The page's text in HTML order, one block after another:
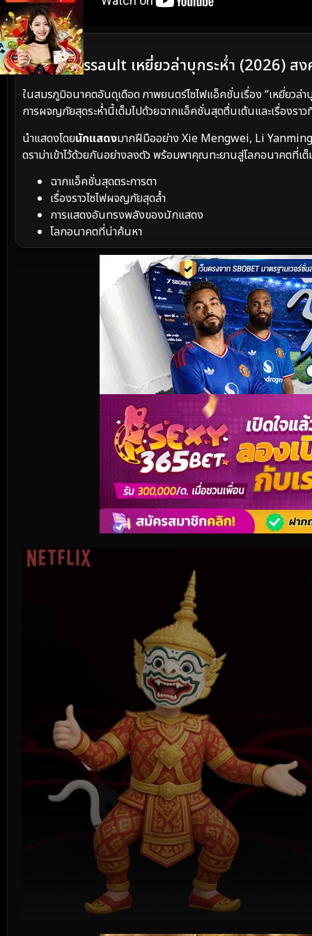
เนื้อเรื่องย่อ
Falcon Assault เหยี่ยวล่าบุกระห่ำ (2026) ส
ในสมรภูมิอนาคตอันดุเดือด ภาพยนตร์ไซไฟแอ็คชั่นเรื่อง “เหยี่ยว
การผจญภัยสุดระห่ำนี้เต็มไปด้วยฉากแอ็คชั่นสุดตื่นเต้นและเรื่องรา
นำแสดงโดยนักแสดงมากฝีมืออย่าง Xie Mengwei, Li
ดราม่าเข้าไว้ด้วยกันอย่างลงตัว พร้อมพาคุณทะยานสู่โลกอนาคตที่
ฉากแอ็คชั่นสุดตระการตา
เรื่องราวไซไฟผจญภัยสุดล้ำ
การแสดงอันทรงพลังของนักแสดง
โลกอนาคตที่น่าค้นหา